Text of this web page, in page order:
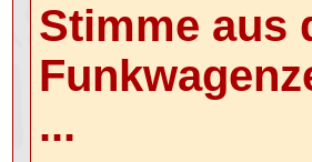
Stimme aus
...